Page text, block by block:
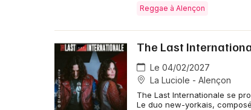
Reggae à Alençon
The Last
Le 04/02/2027
La Luciole - Alençon
The Last Internationale se
Le duo new-yorkais,